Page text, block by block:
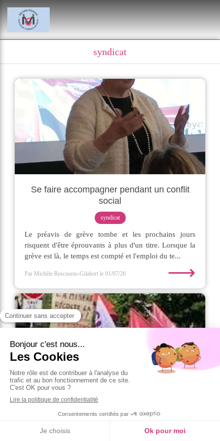
syndicat
Se faire accompagner pendant un conflit
social
syndicat
Le préavis de grève tombe et les prochains jours
risquent d'être éprouvants à plus d'un titre. Lorsque la
grève est là, le temps est compté et l'emploi du te...
Par Michèle Rescourio-Gilabert le 01/07/26 ⟶
Syndicats à la remorque du politique en ce
1er Mai !